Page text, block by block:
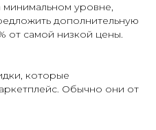
минимальном уровне,
дополнительную
от самой низкой цены.
которые
Обычно они от